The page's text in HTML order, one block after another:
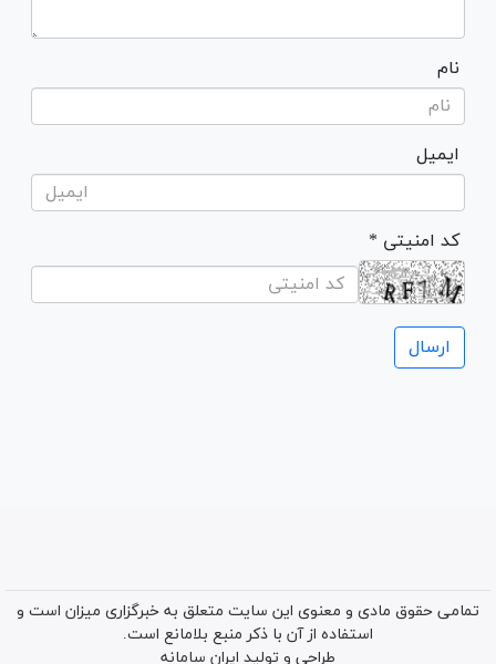
نام
ایمیل
* کد امنیتی
تمامی حقوق مادی و معنوی این سایت متعلق به خبرگزاری میزان است و
استفاده از آن با ذکر منبع بلامانع است.
طراحی و تولید ایران سامانه